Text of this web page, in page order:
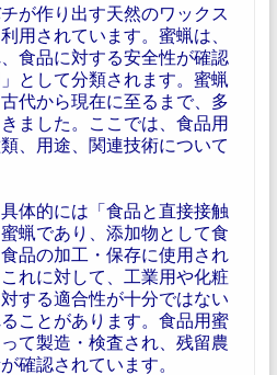
が作り出す天然のワックス
用されています。蜜蝋は、
食品に対する安全性が確認
として分類されます。蜜蝋
代から現在に至るまで、多
ました。ここでは、食品用
、用途、関連技術について
体的には「食品と直接接触
蝋であり、添加物として食
品の加工・保存に使用され
れに対して、工業用や化粧
する適合性が十分ではない
ことがあります。食品用蜜
て製造・検査され、残留農
確認されています。